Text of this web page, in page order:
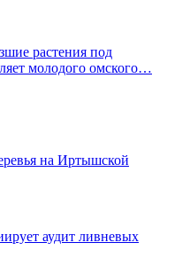
растения под
молодого омского…
на Иртышской
аудит ливневых